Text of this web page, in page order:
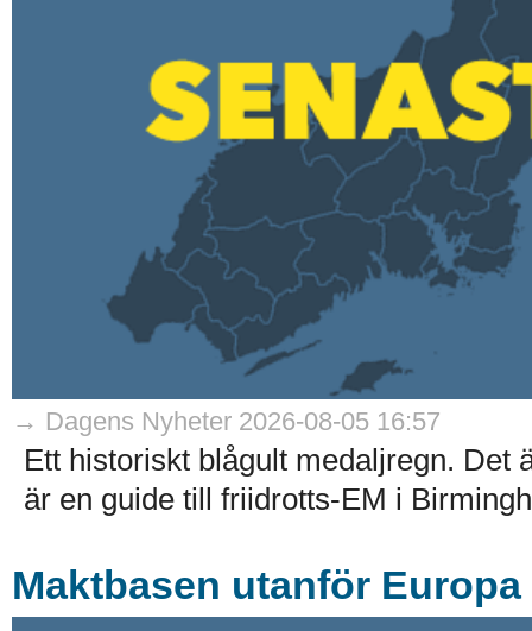
→ Dagens Nyheter 2026-08-05 16:57
Ett historiskt blågult medaljregn. Det
är en guide till friidrotts-EM i
Maktbasen utanför